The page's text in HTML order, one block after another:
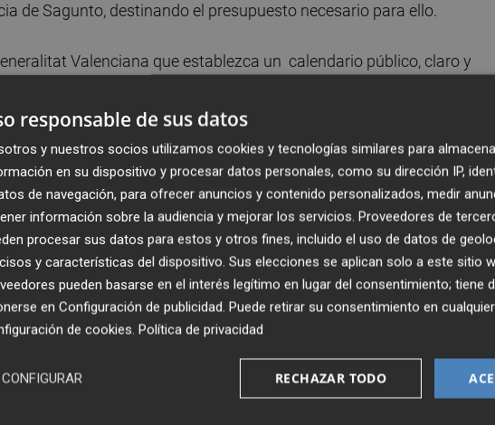
de Sagunto, destinando el presupuesto necesario para ello.
Valenciana que establezca un calendario público, claro y
garantizando su inicio en el menor plazo posible. Por último, se
a priorizar esta actuación dentro de sus inversiones, atendiendo
y la comarca y a la actual saturación de los servicios judiciales.
el PSPV-PSOE y defendida por su portavoz,Javier Raro . La
PSPV-PSOE, IP, Compromís per Sagunt, Vox y EU - Unides Podem
de la moción presentada por el grupo socialista, Sagunto
74.000 habitantes y un crecimiento sostenido cercano a los 1.000
unos servicios públicos “dimensionados a la realidad actual y
que el proyecto del nuevo Palacio de la Justicia de Sagunto
responsable de sus datos
y nuestros socios utilizamos cookies y tecnologías similares para
en su dispositivo y procesar datos personales, como su dirección IP,
de navegación, para ofrecer anuncios y contenido personalizados, medir
información sobre la audiencia y mejorar los servicios. Proveedores de
procesar sus datos para estos y otros fines, incluido el uso de datos de
y características del dispositivo. Sus elecciones se aplican solo a este sitio
pueden basarse en el interés legítimo en lugar del consentimiento; tiene
en Configuración de publicidad. Puede retirar su consentimiento en
de cookies. Política de privacidad
RECHAZAR TODO
CONFIGURAR